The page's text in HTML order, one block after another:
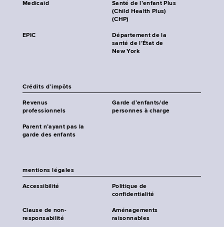
Medicaid
Santé de l’enfant Plus
(Child Health Plus)
(CHP)
EPIC
Département de la
santé de l’État de
New York
Crédits d’impôts
Revenus
professionnels
Garde d’enfants/de
personnes à charge
Parent n’ayant pas la
garde des enfants
mentions légales
Accessibilité
Politique de
confidentialité
Clause de non-
responsabilité
Aménagements
raisonnables